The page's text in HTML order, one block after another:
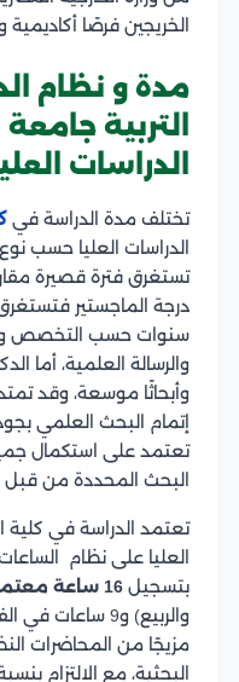
الخريجين فرصًا
مدة و نظام
التربية
الدراسات
تختلف مدة الدراسة في
الدراسات العليا حسب
تستغرق فترة قصيرة
درجة الماجستير
سنوات حسب التخصص
والرسالة العلمية، أما
وأبحاثًا موسعة، وقد
إتمام البحث العلمي
تعتمد على استكمال
البحث المحددة من قبل
تعتمد الدراسة في كلية
العليا على نظام
بتسجيل 16 ساعة معتمدة
والربيع) و9
مزيجًا من المحاضرات